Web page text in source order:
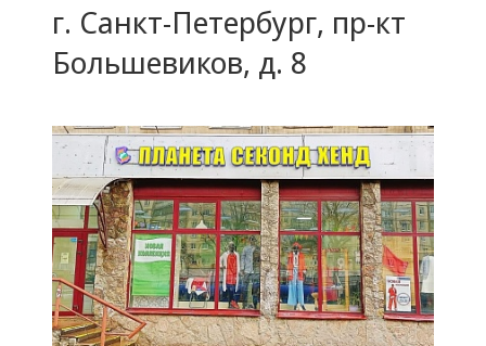
г. Санкт-Петербург, пр-кт
Большевиков, д. 8